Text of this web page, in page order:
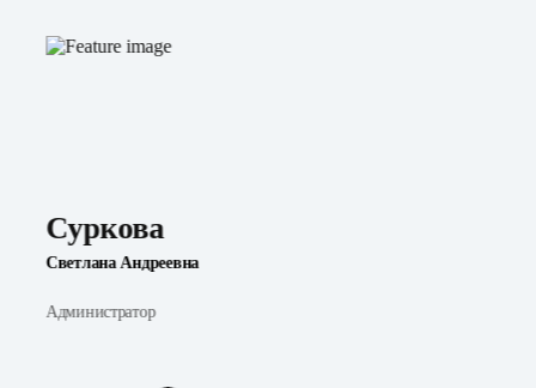
Суркова
Светлана Андреевна
Администратор